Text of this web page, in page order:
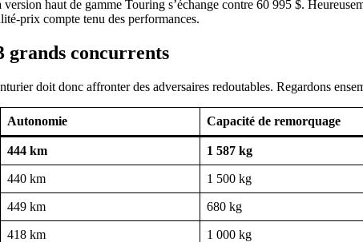
haut de gamme Touring s’échange contre 60 995 $.
prix compte tenu des performances.
grands concurrents
doit donc affronter des adversaires redoutables. Regardons
Autonomie Capacité de remorquage
444 km 1 587 kg
440 km 1 500 kg
449 km 680 kg
418 km 1 000 kg